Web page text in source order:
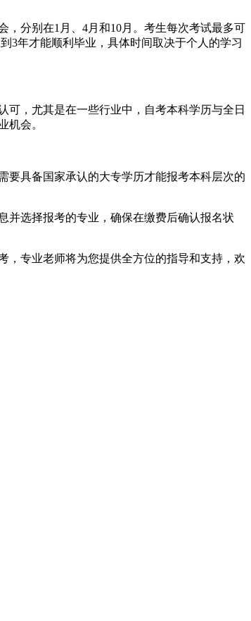
，分别在1月、4月和10月。考生每次考试最多可
3年才能顺利毕业，具体时间取决于个人的学习
可，尤其是在一些行业中，自考本科学历与全日
机会。
要具备国家承认的大专学历才能报考本科层次的
并选择报考的专业，确保在缴费后确认报名状
，专业老师将为您提供全方位的指导和支持，欢